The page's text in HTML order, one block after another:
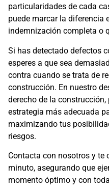
particularidades de cada
puede marcar la diferencia
indemnización completa o
Si has detectado defectos
esperes a que sea
contra cuando se trata de
construcción. En nuestro
derecho de la
estrategia más adecuada
maximizando tus
riesgos.
Contacta con nosotros y te
minuto, asegurando que
momento óptimo y con